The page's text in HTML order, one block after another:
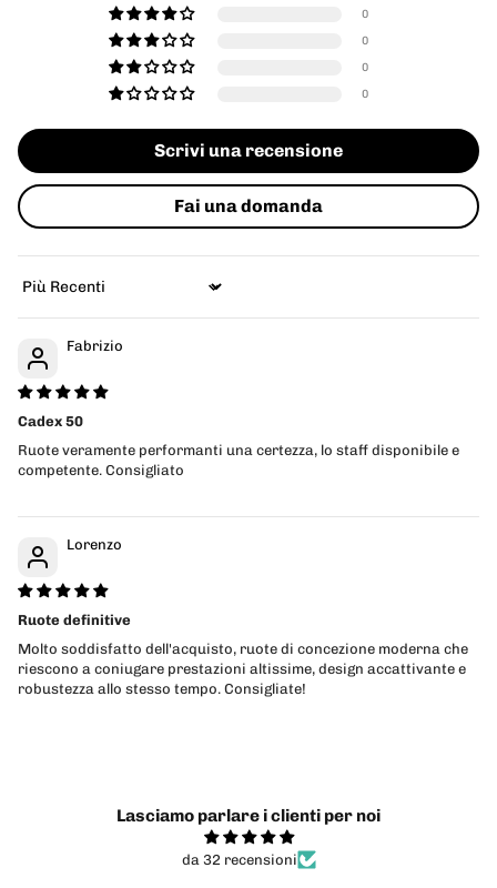
0
0
0
0
Scrivi una recensione
Fai una domanda
Sort by
Fabrizio
Cadex 50
Ruote veramente performanti una certezza, lo staff disponibile e
competente. Consigliato
Lorenzo
Ruote definitive
Molto soddisfatto dell'acquisto, ruote di concezione moderna che
riescono a coniugare prestazioni altissime, design accattivante e
robustezza allo stesso tempo. Consigliate!
Lasciamo parlare i clienti per noi
da 32 recensioni